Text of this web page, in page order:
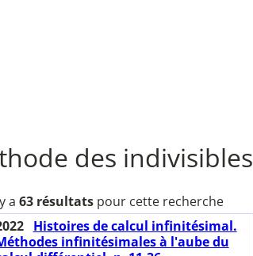
des indivisibles
a 63 résultatspour cette recherche
Histoires de calcul infinitésimal.
infinitésimales à l'aube du